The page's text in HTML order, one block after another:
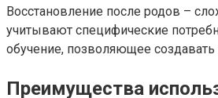
Восстановление после родов –
учитывают специфические
обучение, позволяющее
Преимущества